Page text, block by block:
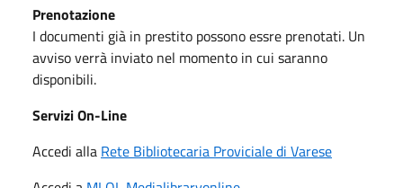
Prenotazione
I documenti già in prestito possono essre prenotati. Un
avviso verrà inviato nel momento in cui saranno
disponibili.
Servizi On-Line
Accedi alla Rete Bibliotecaria Proviciale di Varese